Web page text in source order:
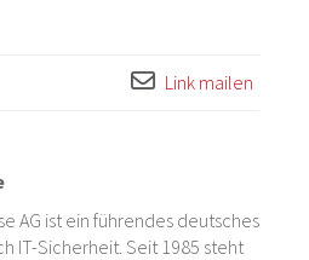
Link mailen
AG ist ein führendes deutsches
IT-Sicherheit. Seit 1985 steht